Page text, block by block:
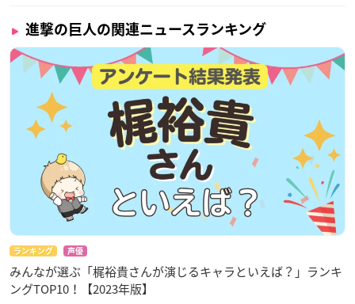
進撃の巨人の関連ニュースランキング
ランキング 声優
みんなが選ぶ「梶裕貴さんが演じるキャラといえば？」ランキ
ングTOP10！【2023年版】